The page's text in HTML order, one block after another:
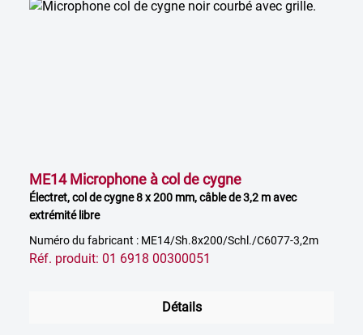
ME14 Microphone à col de cygne
Électret, col de cygne 8 x 200 mm, câble de 3,2 m avec
extrémité libre
Numéro du fabricant : ME14/Sh.8x200/Schl./C6077-3,2m
Réf. produit: 01 6918 00300051
Détails